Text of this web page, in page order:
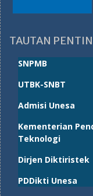
TAUTAN
SNPMB
UTBK-SNBT
Admisi Unesa
Kementerian
Teknologi
Dirjen Diktiristek
PDDikti Unesa